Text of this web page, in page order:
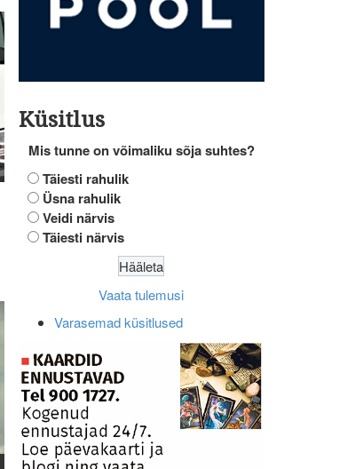
Küsitlus
Mis tunne on võimaliku sõja suhtes?
Täiesti rahulik
Üsna rahulik
Veidi närvis
Täiesti närvis
Vaata tulemusi
Varasemad küsitlused